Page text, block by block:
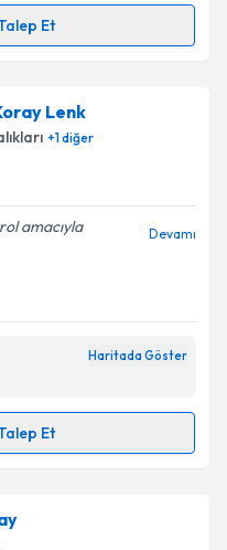
ediyorum.
Et
takvimi talebi
almanız için bir
ile bilgilendireceğiz.
ilişkin
verilerimin belirtilen
ediyorum.
Gönder
Lenk
+1diğer
amacıyla
Devamı
Haritada Göster
Et
randevu almanız